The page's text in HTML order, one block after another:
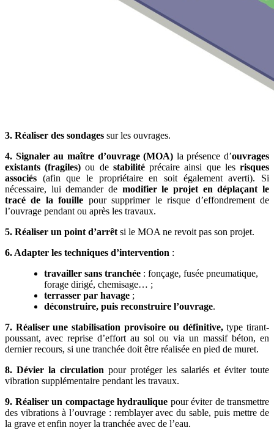
3. Réaliser des sondages sur les ouvrages.
4. Signaler au maître d’ouvrage (MOA) la présence d’ouvrages
existants (fragiles) ou de stabilitéprécaire ainsi que lesrisques
associés (afin que le propriétaire en soit également averti). Si
nécessaire, lui demander de modifier le projet en déplaçant le
tracé de la fouille pour supprimer le risque d’effondrement de
l’ouvrage pendant ou après les travaux.
5. Réaliser un point d’arrêt si le MOA ne revoit pas son projet.
6. Adapter les techniques d’intervention :
travailler sans tranchée : fonçage, fusée pneumatique,
forage dirigé, chemisage… ;
terrasser par havage ;
déconstruire, puis reconstruire l’ouvrage.
7. Réaliser une stabilisation provisoire ou définitive,type tirant-
poussant, avec reprise d’effort au sol ou via un massif béton, en
dernier recours, si une tranchée doit être réalisée en pied de muret.
8. Dévier la circulation pour protéger les salariés et éviter toute
vibration supplémentaire pendant les travaux.
9. Réaliser un compactage hydraulique pour éviter de transmettre
des vibrations à l’ouvrage : remblayer avec du sable, puis mettre de
la grave et enfin noyer la tranchée avec de l’eau.